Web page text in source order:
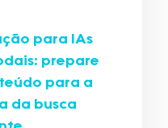
para IAs
prepare
para a
da busca